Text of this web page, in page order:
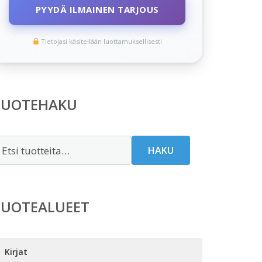
PYYDÄ ILMAINEN TARJOUS
Tietojasi käsitellään luottamuksellisesti
HAKU
Kirjat